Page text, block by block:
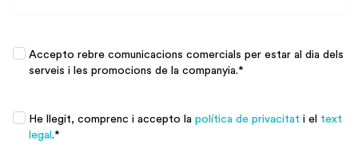
Promociones*
Accepto rebre comunicacions comercials per estar al dia dels
serveis i les promocions de la companyia.*
Promociones*
He llegit, comprenc i accepto la política de privacitat i el text
legal .*